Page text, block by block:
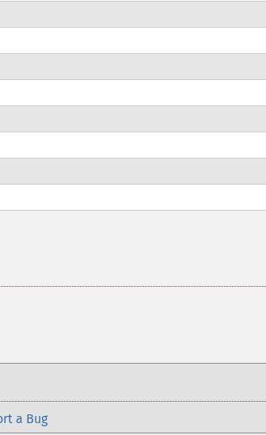
a Bug